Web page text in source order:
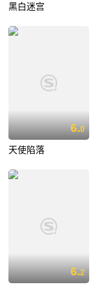
黑白迷宫
6.0
天使陷落
6.2